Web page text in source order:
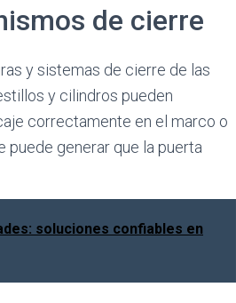
de cierre
y sistemas de cierre de las
y cilindros pueden
correctamente en el marco o
puede generar que la puerta
soluciones confiables en